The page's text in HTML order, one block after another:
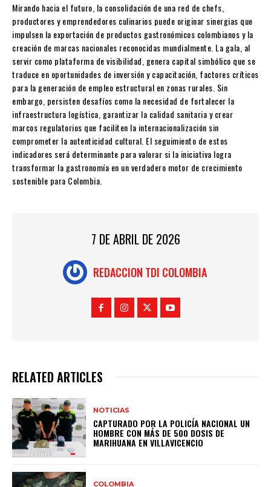
Mirando hacia el futuro, la consolidación de una red de chefs,
productores y emprendedores culinarios puede originar sinergias que
impulsen la exportación de productos gastronómicos colombianos y la
creación de marcas nacionales reconocidas mundialmente. La gala, al
servir como plataforma de visibilidad, genera capital simbólico que se
traduce en oportunidades de inversión y capacitación, factores críticos
para la generación de empleo estructural en zonas rurales. Sin
embargo, persisten desafíos como la necesidad de fortalecer la
infraestructura logística, garantizar la calidad sanitaria y crear
marcos regulatorios que faciliten la internacionalización sin
comprometer la autenticidad cultural. El seguimiento de estos
indicadores será determinante para valorar si la iniciativa logra
transformar la gastronomía en un verdadero motor de crecimiento
sostenible para Colombia.
7 DE ABRIL DE 2026
REDACCION TDI COLOMBIA
RELATED ARTICLES
NOTICIAS
CAPTURADO POR LA POLICÍA NACIONAL UN
HOMBRE CON MÁS DE 500 DOSIS DE
MARIHUANA EN VILLAVICENCIO
COLOMBIA